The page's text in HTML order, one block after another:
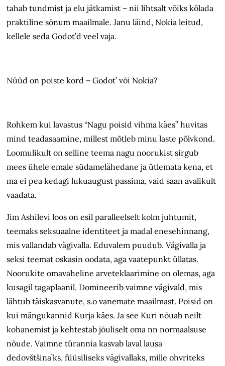
tahab tundmist ja elu jätkamist – nii lihtsalt võiks kõlada
praktiline sõnum maailmale. Janu läind, Nokia leitud,
kellele seda Godot’d veel vaja.
Nüüd on poiste kord – Godot’ või Nokia?
Rohkem kui lavastus “Nagu poisid vihma käes” huvitas
mind teadasaamine, millest mõtleb minu laste põlvkond.
Loomulikult on selline teema nagu noorukist sirgub
mees ühele emale südamelähedane ja ütlemata kena, et
ma ei pea kedagi lukuaugust passima, vaid saan avalikult
vaadata.
Jim Ashilevi loos on esil paralleelselt kolm juhtumit,
teemaks seksuaalne identiteet ja madal enesehinnang,
mis vallandab vägivalla. Eduvalem puudub. Vägivalla ja
seksi teemat oskasin oodata, aga vaatepunkt üllatas.
Noorukite omavaheline arveteklaarimine on olemas, aga
kusagil tagaplaanil. Domineerib vaimne vägivald, mis
lähtub täiskasvanute, s.o vanemate maailmast. Poisid on
kui mängukannid Kurja käes. Ja see Kuri nõuab neilt
kohanemist ja kehtestab jõuliselt oma nn normaalsuse
nõude. Vaimne türannia kasvab laval lausa
dedovštšina’ks, füüsiliseks vägivallaks, mille ohvriteks